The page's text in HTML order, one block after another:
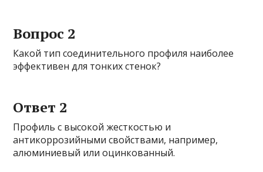
Вопрос 2
Какой тип соединительного профиля наиболее
эффективен для тонких стенок?
Ответ 2
Профиль с высокой жесткостью и
антикоррозийными свойствами, например,
алюминиевый или оцинкованный.